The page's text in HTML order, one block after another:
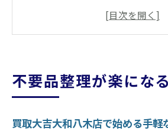
効率的な買取活用で家の
忙しい方におすすめの買
の特徴
不要品整理が楽にな
買取大吉大和八木店で始める手軽